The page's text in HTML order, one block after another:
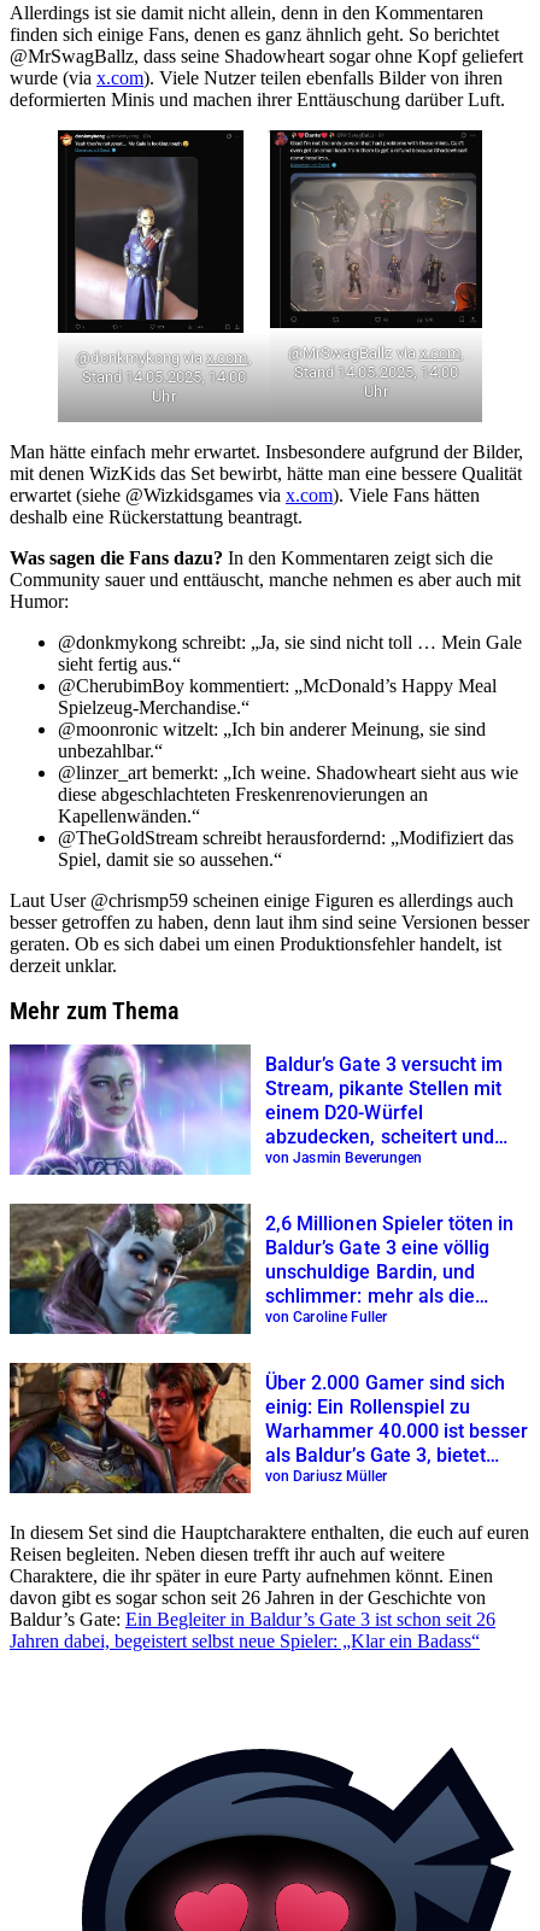
Allerdings ist sie damit nicht allein, denn in den Kommentaren
finden sich einige Fans, denen es ganz ähnlich geht. So berichtet
@MrSwagBallz, dass seine Shadowheart sogar ohne Kopf geliefert
wurde (via x.com). Viele Nutzer teilen ebenfalls Bilder von ihren
deformierten Minis und machen ihrer Enttäuschung darüber Luft.
@donkmykong viax.com,
Stand 14.05.2025, 14:00
Uhr
@MrSwagBallz viax.com,
Stand 14.05.2025, 14:00
Uhr
Man hätte einfach mehr erwartet. Insbesondere aufgrund der Bilder,
mit denen WizKids das Set bewirbt, hätte man eine bessere Qualität
erwartet (siehe @Wizkidsgames via x.com). Viele Fans hätten
deshalb eine Rückerstattung beantragt.
Was sagen die Fans dazu? In den Kommentaren zeigt sich die
Community sauer und enttäuscht, manche nehmen es aber auch mit
Humor:
@donkmykong schreibt: „Ja, sie sind nicht toll … Mein Gale
sieht fertig aus.“
@CherubimBoy kommentiert: „McDonald’s Happy Meal
Spielzeug-Merchandise.“
@moonronic witzelt: „Ich bin anderer Meinung, sie sind
unbezahlbar.“
@linzer_art bemerkt: „Ich weine. Shadowheart sieht aus wie
diese abgeschlachteten Freskenrenovierungen an
Kapellenwänden.“
@TheGoldStream schreibt herausfordernd: „Modifiziert das
Spiel, damit sie so aussehen.“
Laut User @chrismp59 scheinen einige Figuren es allerdings auch
besser getroffen zu haben, denn laut ihm sind seine Versionen besser
geraten. Ob es sich dabei um einen Produktionsfehler handelt, ist
derzeit unklar.
Mehr zum Thema
Baldur’s Gate 3 versucht im
Stream, pikante Stellen mit
einem D20-Würfel
abzudecken, scheitert und
wird gebannt
von Jasmin Beverungen
2,6 Millionen Spieler töten in
Baldur’s Gate 3 eine völlig
unschuldige Bardin, und
schlimmer: mehr als die
Hälfte tun es freiwillig
von Caroline Fuller
Über 2.000 Gamer sind sich
einig: Ein Rollenspiel zu
Warhammer 40.000 ist besser
als Baldur’s Gate 3, bietet
locker 130 Spielstunden
von Dariusz Müller
In diesem Set sind die Hauptcharaktere enthalten, die euch auf euren
Reisen begleiten. Neben diesen trefft ihr auch auf weitere
Charaktere, die ihr später in eure Party aufnehmen könnt. Einen
davon gibt es sogar schon seit 26 Jahren in der Geschichte von
Baldur’s Gate: Ein Begleiter in Baldur’s Gate 3 ist schon seit 26
Jahren dabei, begeistert selbst neue Spieler: „Klar ein Badass“